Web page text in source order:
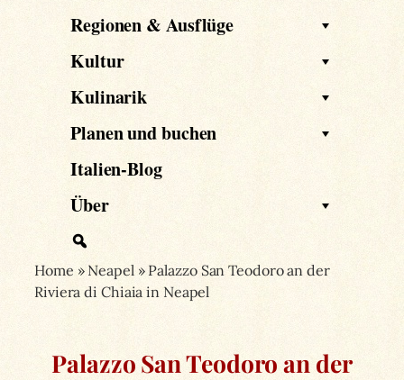
Regionen & Ausflüge
Kultur
Kulinarik
Planen und buchen
Italien-Blog
Über
Home » Neapel» Palazzo San Teodoro an der
Riviera di Chiaia in Neapel
Palazzo San Teodoro an der